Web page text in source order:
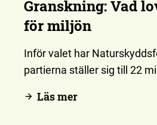
Granskning: Vad
för miljön
Inför valet har
partierna ställer sig till 22
Läs mer